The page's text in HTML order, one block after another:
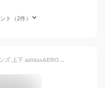
ト（2件）
送料無料 アディダス ジャージ メンズ 上下 adidasAEROREADY セレーノ カット スリーストライプス トラックスーツ セットアップ 男性用 ジャージー 上下組 吸汗速乾 トレーニング 運動 スポーツウェア トラックジャケット ロングパンツ ブランド アパレル/KNA81